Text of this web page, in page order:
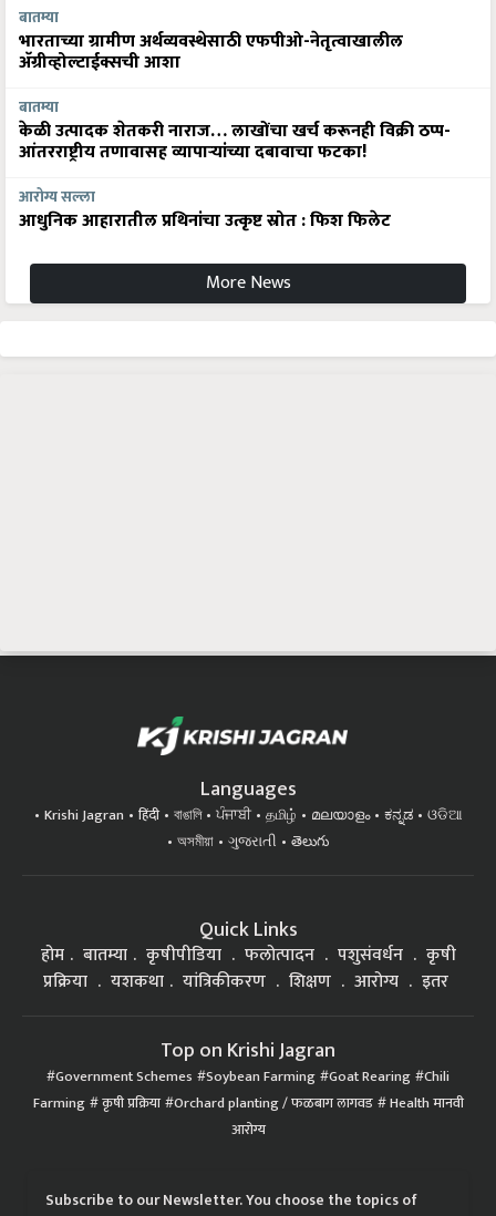
बातम्या
भारताच्या ग्रामीण अर्थव्यवस्थेसाठी एफपीओ-नेतृत्वाखालील
अ‍ॅग्रीव्होल्टाईक्सची आशा
बातम्या
केळी उत्पादक शेतकरी नाराज… लाखोंचा खर्च करूनही विक्री ठप्प-
आंतरराष्ट्रीय तणावासह व्यापाऱ्यांच्या दबावाचा फटका!
आरोग्य सल्ला
आधुनिक आहारातील प्रथिनांचा उत्कृष्ट स्रोत : फिश फिलेट
More News
Languages
Krishi Jagran हिंदी বাঙালি ਪੰਜਾਬੀ தமிழ் മലയാളം ಕನ್ನಡ
ଓଡିଆ
অসমীয়া
ગુજરાતી తెలుగు
Quick Links
होम बातम्या कृषीपीडिया फलोत्पादन पशुसंवर्धन
कृषी
प्रक्रिया
यशकथा यांत्रिकीकरण शिक्षण आरोग्य इतर
Top on Krishi Jagran
Government Schemes Soybean Farming Goat Rearing Chili
Farming कृषी प्रक्रिया Orchard planting / फळबाग लागवड Health मानवी
आरोग्य
Subscribe to our Newsletter. You choose the topics of